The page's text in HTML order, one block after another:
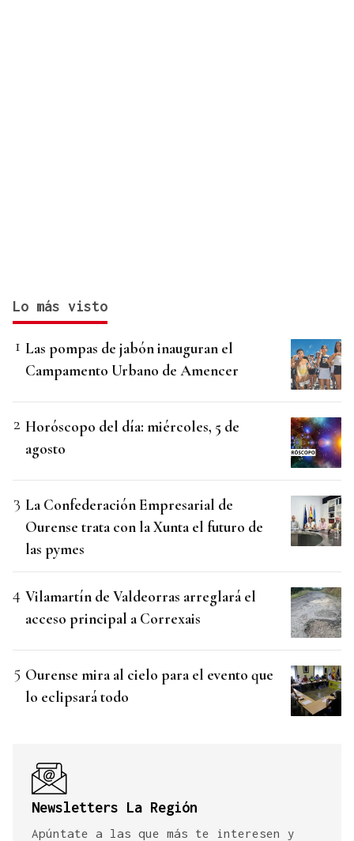
Lo más visto
Las pompas de jabón inauguran el
Campamento Urbano de Amencer
Horóscopo del día: miércoles, 5 de
agosto
La Confederación Empresarial de
Ourense trata con la Xunta el futuro de
las pymes
Vilamartín de Valdeorras arreglará el
acceso principal a Correxais
Ourense mira al cielo para el evento que
lo eclipsará todo
Newsletters La Región
Apúntate a las que más te interesen y